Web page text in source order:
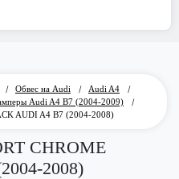
/ Обвес на Audi / Audi A4
/
Audi A4 B7 (2004-2009)
/
AUDI A4 B7 (2004-2008)
CHROME
2008)